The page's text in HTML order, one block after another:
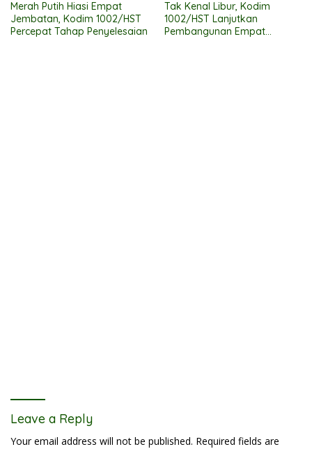
Merah Putih Hiasi Empat
Jembatan, Kodim 1002/HST
Percepat Tahap Penyelesaian
Tak Kenal Libur, Kodim
1002/HST Lanjutkan
Pembangunan Empat
Leave a Reply
Your email address will not be published. Required fields are